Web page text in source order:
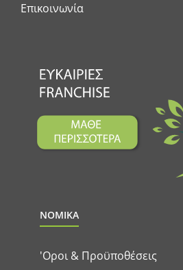
Επικοινωνία
ΝΟΜΙΚΑ
'Οροι & Προϋποθέσεις